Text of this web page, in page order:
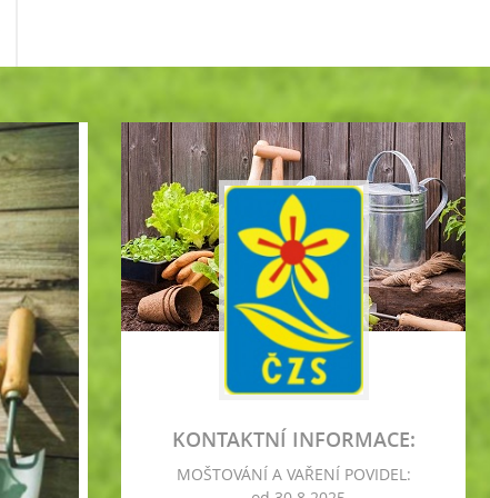
KONTAKTNÍ INFORMACE:
MOŠTOVÁNÍ A VAŘENÍ POVIDEL: